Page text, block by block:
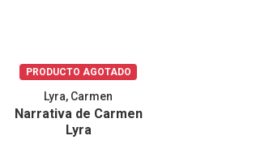
PRODUCTO AGOTADO
Lyra, Carmen
Narrativa de Carmen
Lyra